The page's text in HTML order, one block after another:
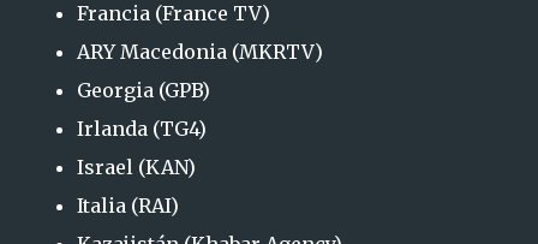
Francia (France TV)
ARY Macedonia (MKRTV)
Georgia (GPB)
Irlanda (TG4)
Israel (KAN)
Italia (RAI)